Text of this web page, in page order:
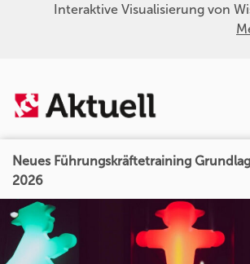
Interaktive Visualisierung von
Neues Führungskräftetraining
2026